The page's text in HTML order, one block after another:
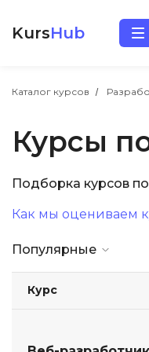
KursHub
Каталог курсов
Курсы
Подборка курсов
Как мы оцениваем
Популярные
Курс